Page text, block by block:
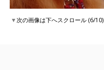
▼次の画像は下へスクロール (6/10)